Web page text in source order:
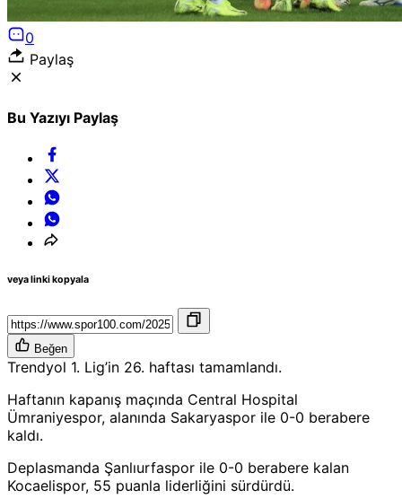
0
Paylaş
Bu Yazıyı Paylaş
veya linki kopyala
Beğen
Trendyol 1. Lig’in 26. haftası tamamlandı.
Haftanın kapanış maçında Central Hospital
Ümraniyespor, alanında Sakaryaspor ile 0-0 berabere
kaldı.
Deplasmanda Şanlıurfaspor ile 0-0 berabere kalan
Kocaelispor, 55 puanla liderliğini sürdürdü.